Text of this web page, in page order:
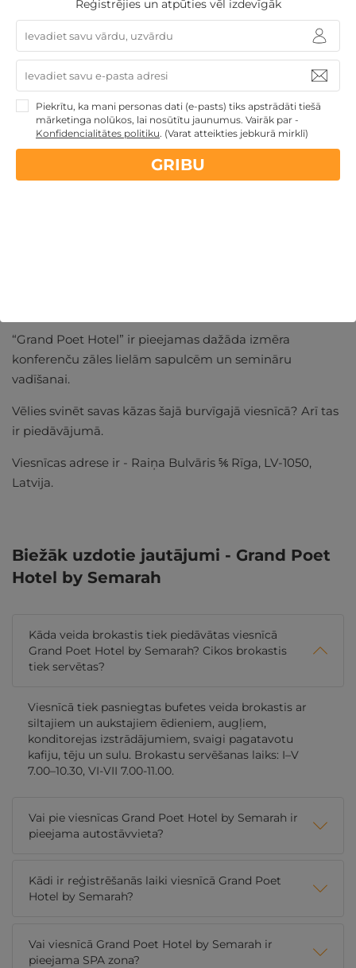
arī regulāri tiek rīkoti pasākumi.
Lieliska vieta, kur iepazīt jaunus cilvēkus un aizrauties
sarunā pat ar svešinieku.
Pasākumi un Konferences
Kāpēc izvēlēties parastās ofisa telpas, ja vari aizvadīt
uzņēmuma tikšanos, biznesa sarunas ar partneriem vai
“Grand Poet Hotel” ir pieejamas dažāda izmēra
konferenču zāles lielām sapulcēm un semināru
vadīšanai.
Vēlies svinēt savas kāzas šajā burvīgajā viesnīcā? Arī tas
ir piedāvājumā.
Viesnīcas adrese ir - Raiņa Bulvāris ⅚ Rīga, LV-1050,
Latvija.
Biežāk uzdotie jautājumi - Grand Poet
Hotel by Semarah
Kāda veida brokastis tiek piedāvātas viesnīcā
Grand Poet Hotel by Semarah? Cikos brokastis
tiek servētas?
Viesnīcā tiek pasniegtas bufetes veida brokastis ar
siltajiem un aukstajiem ēdieniem, augļiem,
konditorejas izstrādājumiem, svaigi pagatavotu
kafiju, tēju un sulu. Brokastu servēšanas laiks: I–V
7.00–10.30, VI-VII 7.00-11.00.
Vai pie viesnīcas Grand Poet Hotel by Semarah ir
pieejama autostāvvieta?
Kādi ir reģistrēšanās laiki viesnīcā Grand Poet
Hotel by Semarah?
Vai viesnīcā Grand Poet Hotel by Semarah ir
pieejama SPA zona?
Reģistrējies un atpūties vēl izdevīgāk
Piekrītu, ka mani personas dati (e-pasts) tiks apstrādāti tiešā
mārketinga nolūkos, lai nosūtītu jaunumus. Vairāk par -
Konfidencialitātes politiku. (Varat atteikties jebkurā mirklī)
GRIBU